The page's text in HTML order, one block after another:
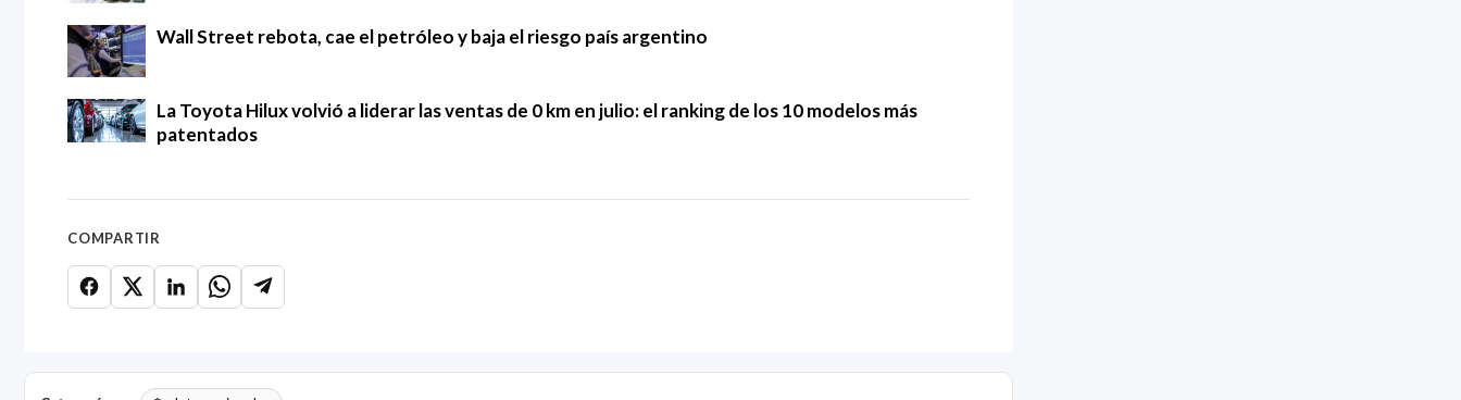
Wall Street rebota, cae el petróleo y baja el riesgo país argentino
La Toyota Hilux volvió a liderar las ventas de 0 km en julio: el ranking de los 10 modelos más
patentados
COMPARTIR